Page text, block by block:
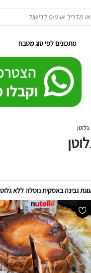
מתכונים לפי סוג מטבח
עוגת גבינה באסקית נוטלה ללא